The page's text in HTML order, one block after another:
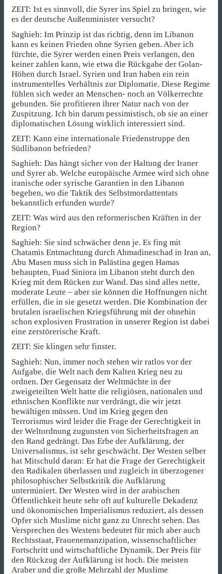
ZEIT: Ist es sinnvoll, die Syrer ins Spiel zu bringen, wie
es der deutsche Außenminister versucht?
Saghieh: Im Prinzip ist das richtig, denn im Libanon
kann es keinen Frieden ohne Syrien geben. Aber ich
fürchte, die Syrer werden einen Preis verlangen, den
keiner zahlen kann, wie etwa die Rückgabe der Golan-
Höhen durch Israel. Syrien und Iran haben ein rein
instrumentelles Verhältnis zur Diplomatie. Diese Regime
fühlen sich weder an Menschen- noch an Völkerrechte
gebunden. Sie profitieren ihrer Natur nach von der
Zuspitzung. Ich bin darum pessimistisch, ob sie an einer
diplomatischen Lösung wirklich interessiert sind.
ZEIT: Kann eine internationale Friedenstruppe den
Südlibanon befrieden?
Saghieh: Das hängt sicher von der Haltung der Iraner
und Syrer ab. Welche europäische Armee wird sich ohne
iranische oder syrische Garantien in den Libanon
begeben, wo die Taktik des Selbstmordattentats
bekanntlich erfunden wurde?
ZEIT: Was wird aus den reformerischen Kräften in der
Region?
Saghieh: Sie sind schwächer denn je. Es fing mit
Chatamis Entmachtung durch Ahmadineschad in Iran an,
Abu Masen muss sich in Palästina gegen Hamas
behaupten, Fuad Siniora im Libanon steht durch den
Krieg mit dem Rücken zur Wand. Das sind alles nette,
moderate Leute – aber sie können die Hoffnungen nicht
erfüllen, die in sie gesetzt werden. Die Kombination der
brutalen israelischen Kriegsführung mit der ohnehin
schon explosiven Frustration in unserer Region ist dabei
eine zerstörerische Kraft.
ZEIT: Sie klingen sehr finster.
Saghieh: Nun, immer noch stehen wir ratlos vor der
Aufgabe, die Welt nach dem Kalten Krieg neu zu
ordnen. Der Gegensatz der Weltmächte in der
zweigeteilten Welt hatte die religiösen, nationalen und
ethnischen Konflikte nur verdrängt, die wir jetzt
bewältigen müssen. Und im Krieg gegen den
Terrorismus wird leider die Frage der Gerechtigkeit in
der Weltordnung zugunsten von Sicherheitsfragen an
den Rand gedrängt. Das Erbe der Aufklärung, der
Universalismus, ist sehr geschwächt. Der Westen selber
hat Mitschuld daran: Er hat die Frage der Gerechtigkeit
den Radikalen überlassen und zugleich in überzogener
philosophischer Selbstkritik die Aufklärung
unterminiert. Der Westen wird in der arabischen
Öffentlichkeit heute sehr oft auf kulturelle Dekadenz
und ökonomischen Imperialismus reduziert, als dessen
Opfer sich Muslime nicht ganz zu Unrecht sehen. Das
Versprechen des Westens bedeutet für mich aber auch
Rechtsstaat, Frauenemanzipation, wissenschaftlicher
Fortschritt und wirtschaftliche Dynamik. Der Preis für
den Rückzug der Aufklärung ist hoch. Die meisten
Araber und die große Mehrzahl der Muslime